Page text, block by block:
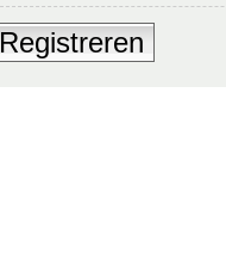
Registreren